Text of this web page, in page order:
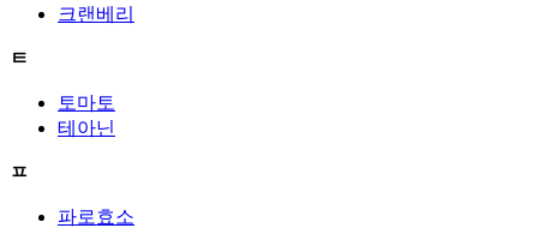
크랜베리
ㅌ
토마토
테아닌
ㅍ
파로효소